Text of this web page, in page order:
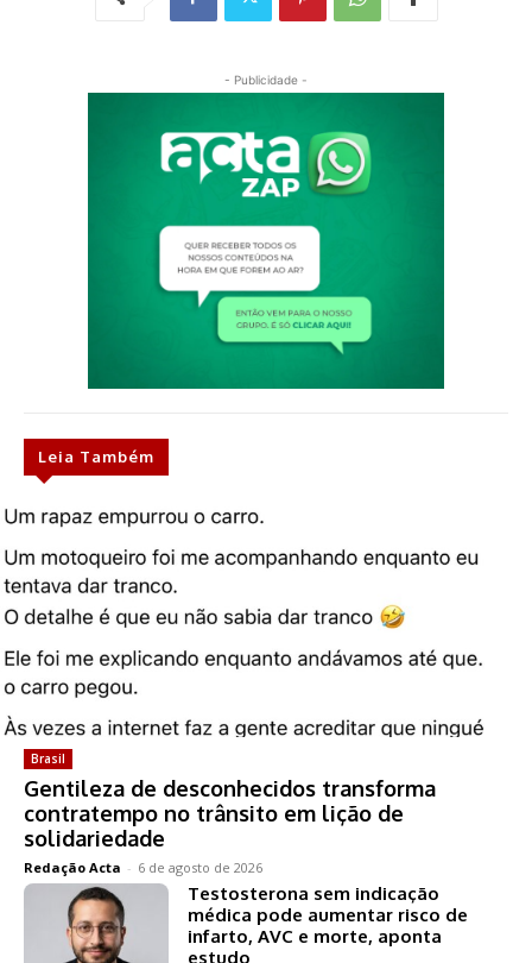
- Publicidade -
Leia Também
Brasil
Gentileza de desconhecidos transforma
contratempo no trânsito em lição de
solidariedade
Redação Acta - 6 de agosto de 2026
Testosterona sem indicação
médica pode aumentar risco de
infarto, AVC e morte, aponta
estudo